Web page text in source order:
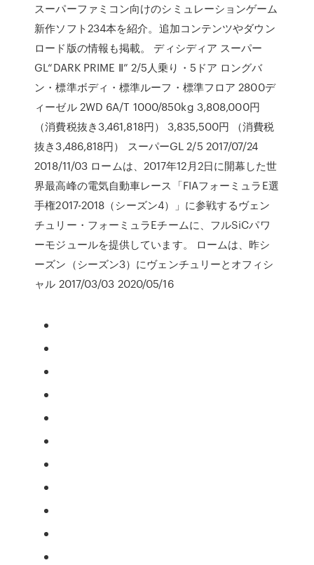
スーパーファミコン向けのシミュレーションゲーム
新作ソフト234本を紹介。追加コンテンツやダウン
ロード版の情報も掲載。 ディシディア スーパー
GL“DARK PRIME Ⅱ” 2/5人乗り・5ドア ロングバ
ン・標準ボディ・標準ルーフ・標準フロア 2800デ
ィーゼル 2WD 6A/T 1000/850kg 3,808,000円
（消費税抜き3,461,818円） 3,835,500円 （消費税
抜き3,486,818円） スーパーGL 2/5 2017/07/24
2018/11/03 ロームは、2017年12月2日に開幕した世
界最高峰の電気自動車レース「FIAフォーミュラE選
手権2017-2018（シーズン4）」に参戦するヴェン
チュリー・フォーミュラEチームに、フルSiCパワ
ーモジュールを提供しています。 ロームは、昨シ
ーズン（シーズン3）にヴェンチュリーとオフィシ
ャル 2017/03/03 2020/05/16